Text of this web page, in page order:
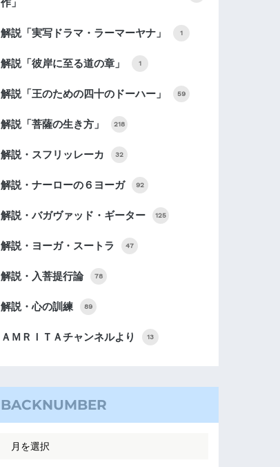
作」
解説「実写ドラマ・ラーマーヤナ」 1
解説「彼岸に至る道の章」 1
解説「王のための四十のドーハー」 59
解説「菩薩の生き方」 218
解説・スフリッレーカ 32
解説・ナーローの６ヨーガ 92
解説・バガヴァッド・ギーター 125
解説・ヨーガ・スートラ 47
解説・入菩提行論 78
解説・心の訓練 89
ＡＭＲＩＴＡチャンネルより 13
BACKNUMBER